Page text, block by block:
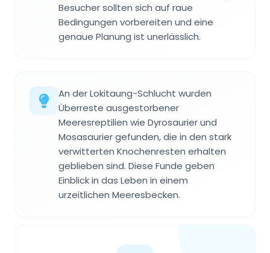
Besucher sollten sich auf raue
Bedingungen vorbereiten und eine
genaue Planung ist unerlässlich.
An der Lokitaung-Schlucht wurden
Überreste ausgestorbener
Meeresreptilien wie Dyrosaurier und
Mosasaurier gefunden, die in den stark
verwitterten Knochenresten erhalten
geblieben sind. Diese Funde geben
Einblick in das Leben in einem
urzeitlichen Meeresbecken.